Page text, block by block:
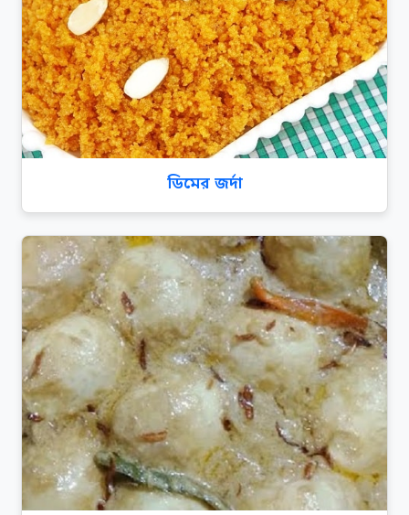
ডিমের জর্দা